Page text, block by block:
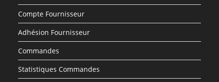
Compte Fournisseur
Adhésion Fournisseur
Commandes
Statistiques Commandes